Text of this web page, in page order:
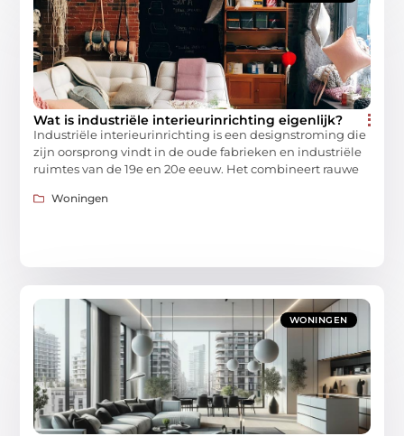
Wat is industriële interieurinrichting eigenlijk?
Industriële interieurinrichting is een designstroming die
zijn oorsprong vindt in de oude fabrieken en industriële
ruimtes van de 19e en 20e eeuw. Het combineert rauwe
Woningen
WONINGEN